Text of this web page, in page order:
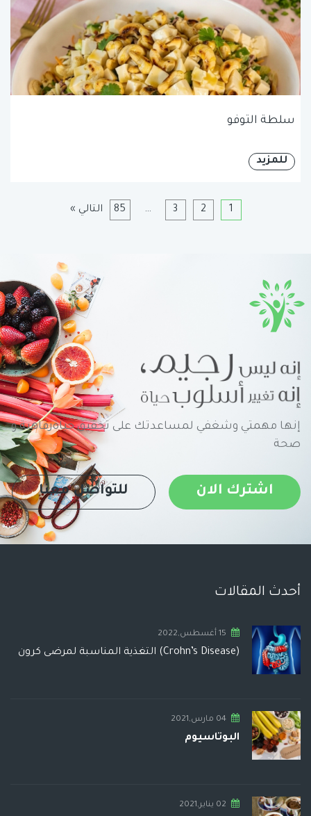
سلطة التوفو
للمزيد
1
2
3
…
85 التالي »
إنها مهمتي وشغفي لمساعدتك على تحقيق حياةرفاهية و
صحة
اشترك الان للتواصل معنا
أحدث المقالات
15 أغسطس,2022
(Crohn’s Disease) التغذية المناسبة لمرضى كرون
04 مارس,2021
البوتاسيوم
02 يناير,2021